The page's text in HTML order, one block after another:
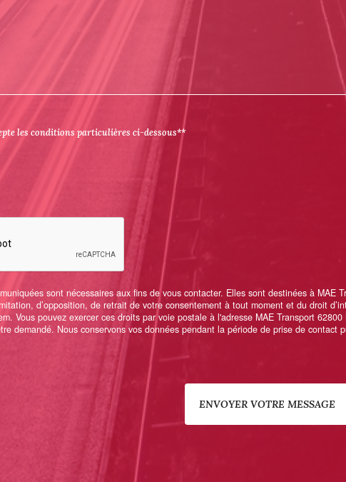
les conditions particulières ci-dessous**
sont nécessaires aux fins de vous contacter. Elles sont destinées à MAE
d’opposition, de retrait de votre consentement à tout moment et du droit
Vous pouvez exercer ces droits par voie postale à l'adresse MAE Transport
demandé. Nous conservons vos données pendant la période de prise de
ENVOYER VOTRE MESSAGE